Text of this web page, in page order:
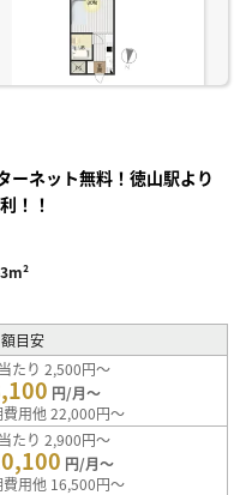
ーネット無料！徳山駅より
！！
目安
たり 2,500円～
円/月～
費用他 22,000円～
たり 2,900円～
円/月～
費用他 16,500円～